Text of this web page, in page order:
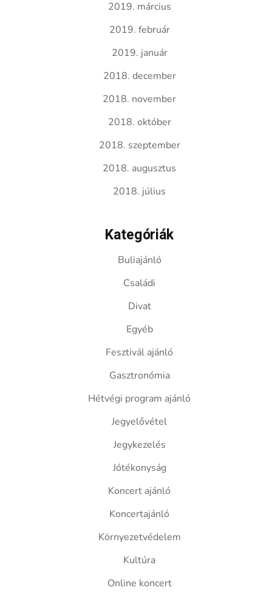
2019. március
2019. február
2019. január
2018. december
2018. november
2018. október
2018. szeptember
2018. augusztus
2018. július
Kategóriák
Buliajánló
Családi
Divat
Egyéb
Fesztivál ajánló
Gasztronómia
Hétvégi program ajánló
Jegyelővétel
Jegykezelés
Jótékonyság
Koncert ajánló
Koncertajánló
Környezetvédelem
Kultúra
Online koncert